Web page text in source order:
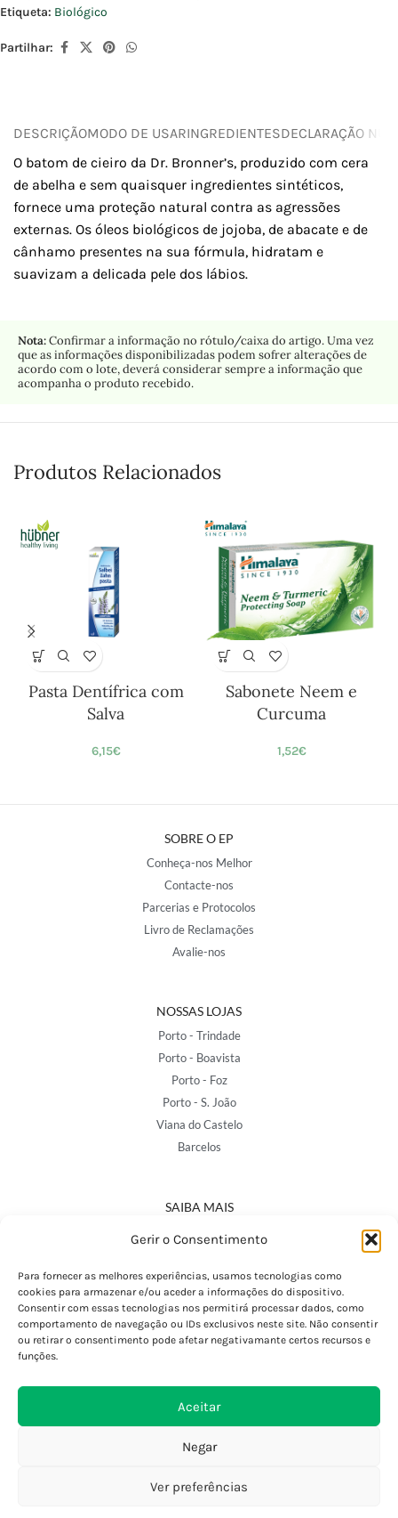
Gerir o Consentimento
Para fornecer as melhores experiências, usamos tecnologias como
cookies para armazenar e/ou aceder a informações do dispositivo.
Consentir com essas tecnologias nos permitirá processar dados, como
comportamento de navegação ou IDs exclusivos neste site. Não consentir
ou retirar o consentimento pode afetar negativamante certos recursos e
funções.
Aceitar
Negar
Ver preferências
Etiqueta: Biológico
Partilhar:
DESCRIÇÃOMODO DE USARINGREDIENTESDECLARAÇÃO
O batom de cieiro da Dr. Bronner’s, produzido com cera
de abelha e sem quaisquer ingredientes sintéticos,
fornece uma proteção natural contra as agressões
externas. Os óleos biológicos de jojoba, de abacate e de
cânhamo presentes na sua fórmula, hidratam e
suavizam a delicada pele dos lábios.
Nota:Confirmar a informação no rótulo/caixa do artigo. Uma vez
que as informações disponibilizadas podem sofrer alterações de
acordo com o lote, deverá considerar sempre a informação que
acompanha o produto recebido.
Produtos Relacionados
Pasta Dentífrica com
Salva
6,15€
Sabonete Neem e
Curcuma
1,52€
SOBRE O EP
Conheça-nos Melhor
Contacte-nos
Parcerias e Protocolos
Livro de Reclamações
Avalie-nos
NOSSAS LOJAS
Porto - Trindade
Porto - Boavista
Porto - Foz
Porto - S. João
Viana do Castelo
Barcelos
SAIBA MAIS
Política de Privacidade
Termos e Condições
Perguntas Frequentes
Custos de Envio
Encomendas Internacionais
Devoluções e Trocas